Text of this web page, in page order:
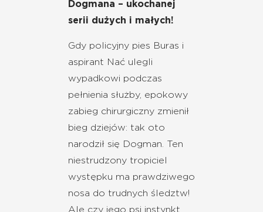
Dogmana – ukochanej
serii dużych i małych!
Gdy policyjny pies Buras i
aspirant Nać ulegli
wypadkowi podczas
pełnienia służby, epokowy
zabieg chirurgiczny zmienił
bieg dziejów: tak oto
narodził się Dogman. Ten
niestrudzony tropiciel
występku ma prawdziwego
nosa do trudnych śledztw!
Ale czy jego psi instynkt